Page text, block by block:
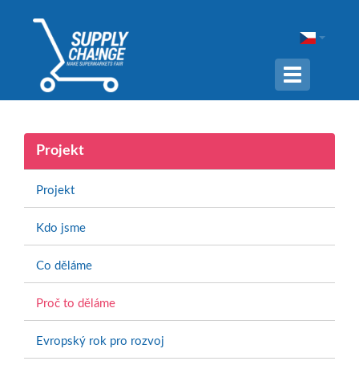
Navigation
ein-/
Projekt
Projekt
Kdo jsme
Co děláme
Proč to děláme
Evropský rok pro rozvoj